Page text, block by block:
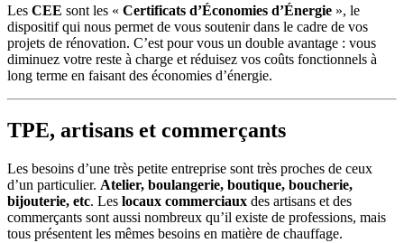
Les CEE sont les « Certificats d’Économies d’Énergie », le
dispositif qui nous permet de vous soutenir dans le cadre de vos
projets de rénovation. C’est pour vous un double avantage : vous
diminuez votre reste à charge et réduisez vos coûts fonctionnels à
long terme en faisant des économies d’énergie.
TPE, artisans et commerçants
Les besoins d’une très petite entreprise sont très proches de ceux
d’un particulier. Atelier, boulangerie, boutique, boucherie,
bijouterie, etc. Les locaux commerciaux des artisans et des
commerçants sont aussi nombreux qu’il existe de professions, mais
tous présentent les mêmes besoins en matière de chauffage.